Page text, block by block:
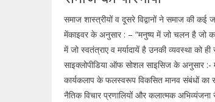
समाज शास्त्रीयों व दूसरे विद्वानों ने समाज की कई
मेंकाइवर के अनुसार : – “मनुष्य में जो चलन है जो
में जो स्वतंत्राए व मर्यादायें है उनकी व्यवस्था को
साइक्लोपीडिया ऑफ सोशल साइसिज के अनुसार :-
कार्यकलाप के फलस्वरूप विकसित मानव संबंधों का
नैतिक विचार प्रणालियों और कलात्मक अभिव्यंजना